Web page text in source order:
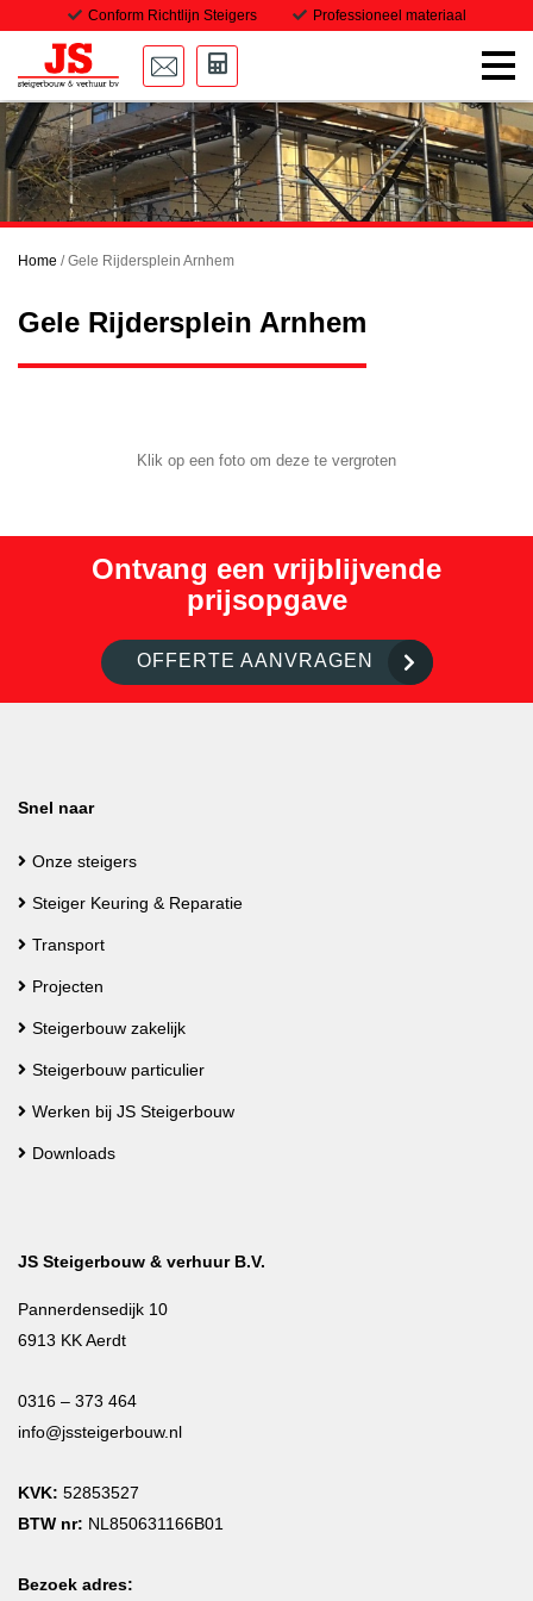
Home
Onze steigers
Transport
Conform Richtlijn Steigers Professioneel materiaal
Home /Gele Rijdersplein Arnhem
Gele Rijdersplein Arnhem
Klik op een foto om deze te vergroten
Ontvang een vrijblijvende
prijsopgave
OFFERTE AANVRAGEN
Snel naar
Onze steigers
Steiger Keuring & Reparatie
Transport
Projecten
Steigerbouw zakelijk
Steigerbouw particulier
Werken bij JS Steigerbouw
Downloads
JS Steigerbouw & verhuur B.V.
Pannerdensedijk 10
6913 KK Aerdt
0316 – 373 464
info@jssteigerbouw.nl
KVK: 52853527
BTW nr: NL850631166B01
Bezoek adres: